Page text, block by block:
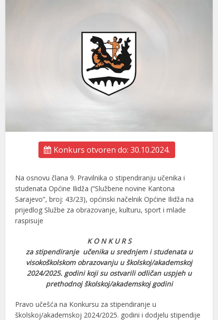
Konkurs otvoren do: 30.10.2024.
Na osnovu člana 9. Pravilnika o stipendiranju učenika i
studenata Općine Ilidža (“Službene novine Kantona
Sarajevo”, broj: 43/23), općinski načelnik Općine Ilidža na
prijedlog Službe za obrazovanje, kulturu, sport i mlade
raspisuje
K O N K U R S
za stipendiranje učenika u srednjem i studenata u
visokoškolskom obrazovanju u školskoj/akademskoj
2024/2025. godinikoji su ostvarili odličan uspjeh u
prethodnoj školskoj/akademskoj godini
Pravo učešća na Konkursu za stipendiranje u
školskoj/akademskoj 2024/2025. godini i dodjelu stipendije